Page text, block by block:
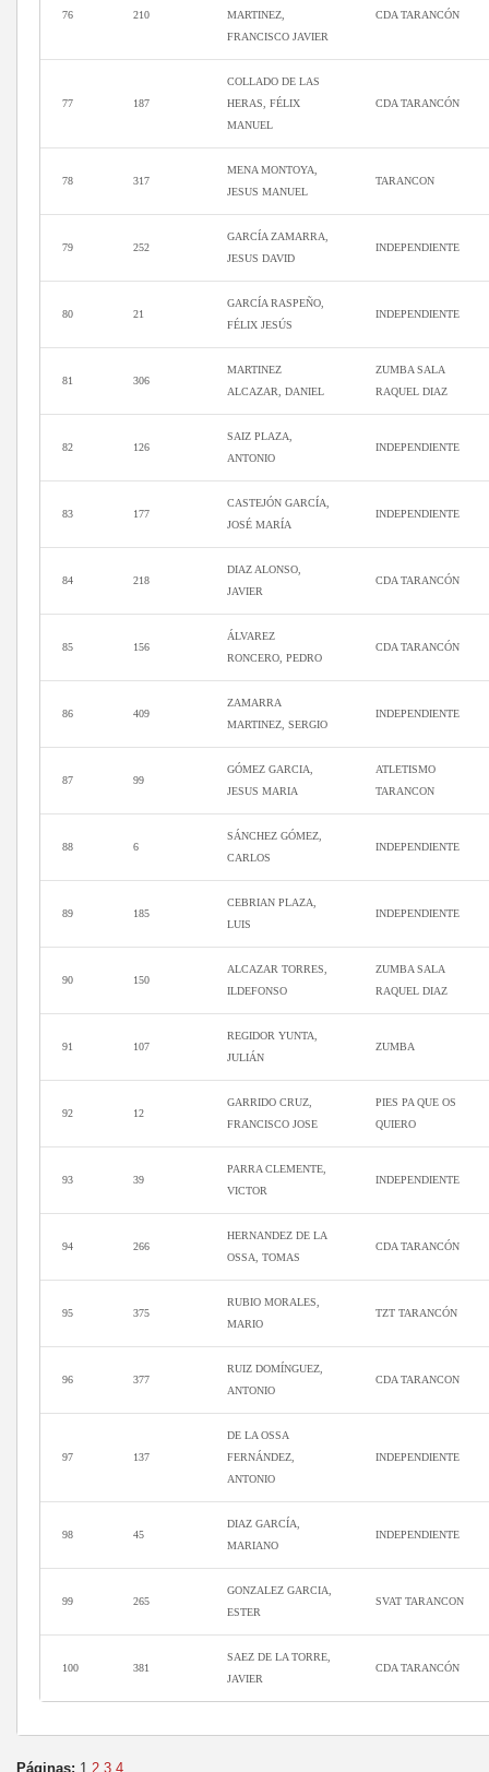
76 210
MARTINEZ,
FRANCISCO JAVIER
CDA TARANCÓN
77 187
COLLADO DE LAS
HERAS, FÉLIX
MANUEL
CDA TARANCÓN
78 317
MENA MONTOYA,
JESUS MANUEL
TARANCON
79 252
GARCÍA ZAMARRA,
JESUS DAVID
INDEPENDIENTE
80 21
GARCÍA RASPEÑO,
FÉLIX JESÚS
INDEPENDIENTE
81 306
MARTINEZ
ALCAZAR, DANIEL
ZUMBA SALA
RAQUEL DIAZ
82 126
SAIZ PLAZA,
ANTONIO
INDEPENDIENTE
83 177
CASTEJÓN GARCÍA,
JOSÉ MARÍA
INDEPENDIENTE
84 218
DIAZ ALONSO,
JAVIER
CDA TARANCÓN
85 156
ÁLVAREZ
RONCERO, PEDRO
CDA TARANCÓN
86 409
ZAMARRA
MARTINEZ, SERGIO
INDEPENDIENTE
87 99
GÓMEZ GARCIA,
JESUS MARIA
ATLETISMO
TARANCON
88 6
SÁNCHEZ GÓMEZ,
CARLOS
INDEPENDIENTE
89 185
CEBRIAN PLAZA,
LUIS
INDEPENDIENTE
90 150
ALCAZAR TORRES,
ILDEFONSO
ZUMBA SALA
RAQUEL DIAZ
91 107
REGIDOR YUNTA,
JULIÁN
ZUMBA
92 12
GARRIDO CRUZ,
FRANCISCO JOSE
PIES PA QUE OS
QUIERO
93 39
PARRA CLEMENTE,
VICTOR
INDEPENDIENTE
94 266
HERNANDEZ DE LA
OSSA, TOMAS
CDA TARANCÓN
95 375
RUBIO MORALES,
MARIO
TZT TARANCÓN
96 377
RUIZ DOMÍNGUEZ,
ANTONIO
CDA TARANCON
97 137
DE LA OSSA
FERNÁNDEZ,
ANTONIO
INDEPENDIENTE
98 45
DIAZ GARCÍA,
MARIANO
INDEPENDIENTE
99 265
GONZALEZ GARCIA,
ESTER
SVAT TARANCON
100 381
SAEZ DE LA TORRE,
JAVIER
CDA TARANCÓN
Páginas: 1 2 3 4